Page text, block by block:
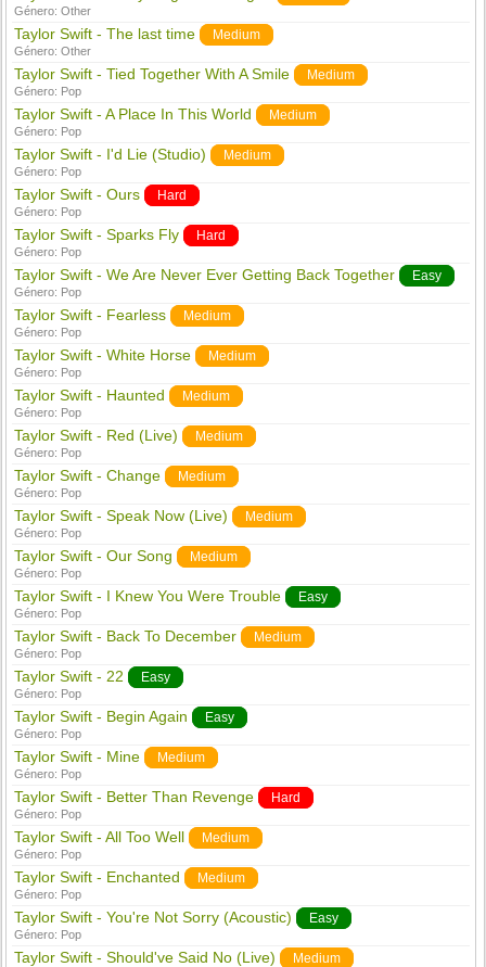
Género:Other
Taylor Swift - The last time Medium
Género:Other
Taylor Swift - Tied Together With A Smile Medium
Género: Pop
Taylor Swift - A Place In This World Medium
Género: Pop
Taylor Swift - I'd Lie (Studio) Medium
Género: Pop
Taylor Swift - Ours Hard
Género: Pop
Taylor Swift - Sparks Fly Hard
Género: Pop
Taylor Swift - We Are Never Ever Getting Back Together Easy
Género: Pop
Taylor Swift - Fearless Medium
Género: Pop
Taylor Swift - White Horse Medium
Género: Pop
Taylor Swift - Haunted Medium
Género: Pop
Taylor Swift - Red (Live) Medium
Género: Pop
Taylor Swift - Change Medium
Género: Pop
Taylor Swift - Speak Now (Live) Medium
Género: Pop
Taylor Swift - Our Song Medium
Género: Pop
Taylor Swift - I Knew You Were Trouble Easy
Género: Pop
Taylor Swift - Back To December Medium
Género: Pop
Taylor Swift - 22 Easy
Género: Pop
Taylor Swift - Begin Again Easy
Género: Pop
Taylor Swift - Mine Medium
Género: Pop
Taylor Swift - Better Than Revenge Hard
Género: Pop
Taylor Swift - All Too Well Medium
Género: Pop
Taylor Swift - Enchanted Medium
Género: Pop
Taylor Swift - You're Not Sorry (Acoustic) Easy
Género: Pop
Taylor Swift - Should've Said No (Live) Medium